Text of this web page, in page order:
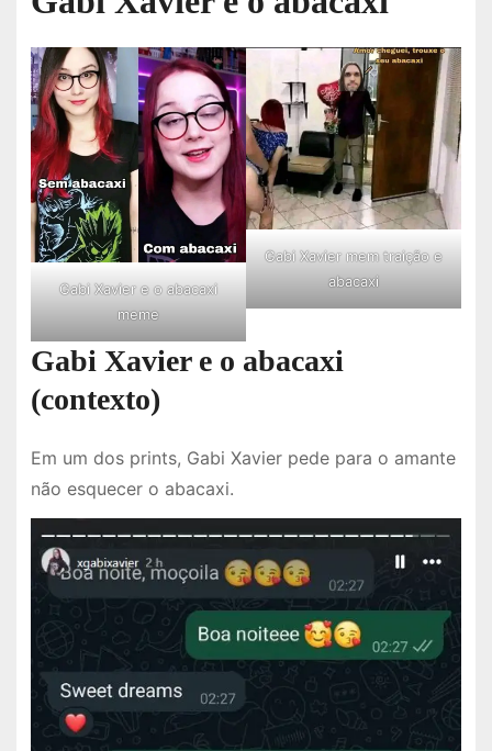
Gabi Xavier e o abacaxi
meme
Gabi Xavier mem traição e
abacaxi
Gabi Xavier e o abacaxi
(contexto)
Em um dos prints, Gabi Xavier pede para o amante
não esquecer o abacaxi.